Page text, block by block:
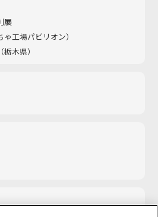
展
工場パビリオン）​
木県）